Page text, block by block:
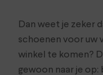
Dan weet je zeker
schoenen voor uw
winkel te komen?
gewoon naar je